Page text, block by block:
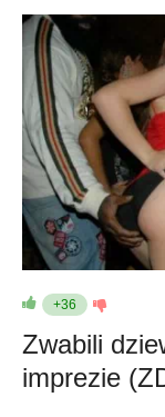
+36
Zwabili
imprezie